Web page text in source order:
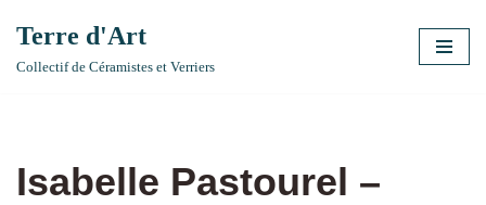
Aller
Terre d'Art
Collectif de Céramistes et Verriers
Isabelle Pastourel –